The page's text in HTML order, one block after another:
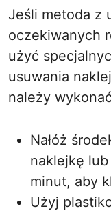
Jeśli metoda z
oczekiwanych
użyć
usuwania
należy
Nałóż
naklejkę
minut, aby
Użyj